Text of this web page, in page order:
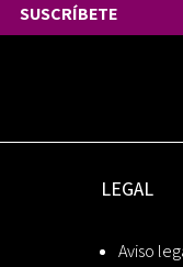
SUSCRÍBETE
LEGAL
Aviso